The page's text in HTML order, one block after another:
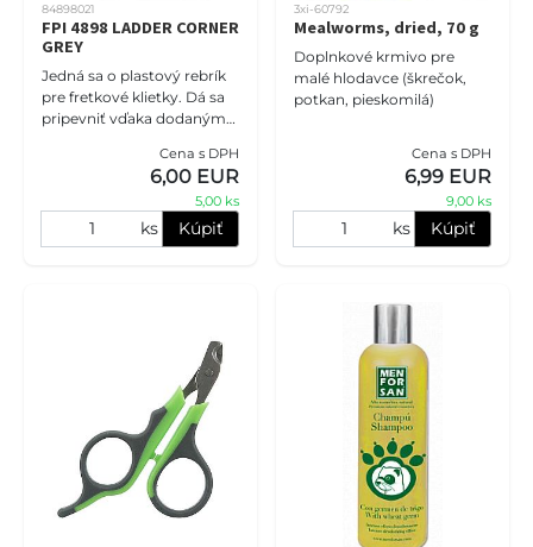
84898021
FPI 4898 LADDER CORNER
GREY
Jedná sa o plastový rebrík
pre fretkové klietky. Dá sa
pripevniť vďaka dodaným
Schody pre fretky
Vyrobené z plastu so
Cena s DPH
6,00 EUR
5,00 ks
ks Kúpiť
3xi-60792
Mealworms, dried, 70 g
Doplnkové krmivo pre
malé hlodavce (škrečok,
potkan, pieskomilá)
Cena s DPH
6,99 EUR
9,00 ks
ks Kúpiť